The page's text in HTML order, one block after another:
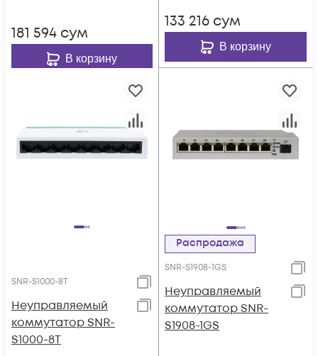
181 594 сум
В корзину
133 216 сум
В корзину
SNR-S1000-8T
Неуправляемый
коммутатор SNR-
S1000-8T
Распродажа
SNR-S1908-1GS
Неуправляемый
коммутатор SNR-
S1908-1GS